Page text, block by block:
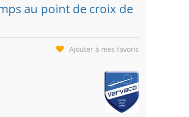
au point de croix de
Ajouter à mes favoris